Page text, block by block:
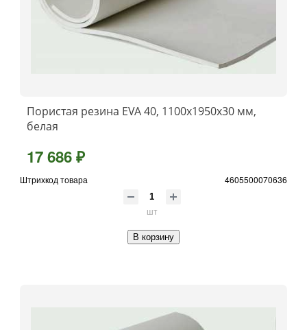
Пористая резина EVA 40, 1100x1950x30 мм,
белая
17 686 ₽
Штрихкод товара 4605500070636
шт
В корзину